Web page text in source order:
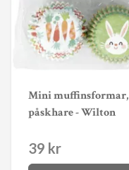
Mini muffinsformar,
påskhare - Wilton
39 kr